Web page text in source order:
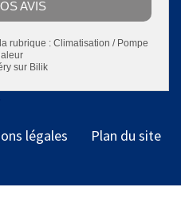
AVIS
rubrique : Climatisation / Pompe
sur Bilik
légales
Plan du site